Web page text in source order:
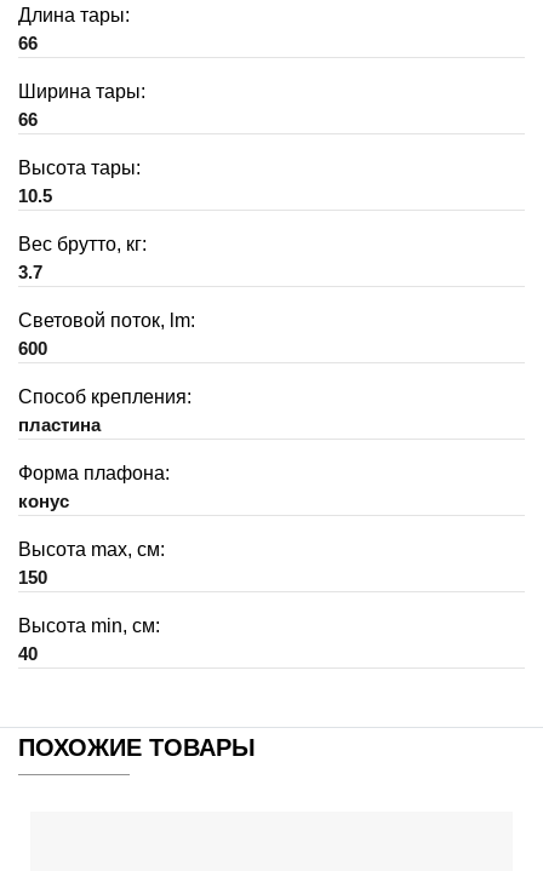
Длина тары:
66
Ширина тары:
66
Высота тары:
10.5
Вес брутто, кг:
3.7
Световой поток, lm:
600
Способ крепления:
пластина
Форма плафона:
конус
Высота max, см:
150
Высота min, см:
40
ПОХОЖИЕ ТОВАРЫ